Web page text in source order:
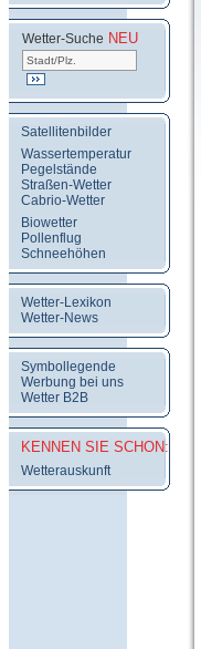
Wetter-Suche NEU
Satellitenbilder
Wassertemperatur
Pegelstände
Straßen-Wetter
Cabrio-Wetter
Biowetter
Pollenflug
Schneehöhen
Wetter-Lexikon
Wetter-News
Symbollegende
Werbung bei uns
Wetter B2B
KENNEN SIE SCHON:
Wetterauskunft